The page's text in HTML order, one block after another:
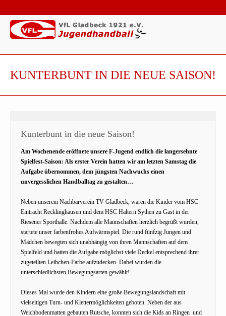
KUNTERBUNT IN DIE NEUE SAISON!
Kunterbunt in die neue Saison!
Am Wochenende eröffnete unsere F-Jugend endlich die langersehnte
Spielfest-Saison: Als erster Verein hatten wir am letzten Samstag die
Aufgabe übernommen, dem jüngsten Nachwuchs einen
unvergesslichen Handballtag zu gestalten…
Neben unserem Nachbarverein TV Gladbeck, waren die Kinder vom HSC
Eintracht Recklinghausen und dem HSC Haltern Sythen zu Gast in der
Riesener Sporthalle. Nachdem alle Mannschaften herzlich begrüßt wurden,
startete unser farbenfrohes Aufwärmspiel. Die rund fünfzig Jungen und
Mädchen bewegten sich unabhängig von ihren Mannschaften auf dem
Spielfeld und hatten die Aufgabe möglichst viele Deckel entsprechend ihrer
zugeteilten Leibchen-Farbe aufzudecken. Dabei wurden die
unterschiedlichsten Bewegungsarten gewählt!
Dieses Mal wurde den Kindern eine große Bewegungslandschaft mit
vielseitigen Turn- und Klettermöglichkeiten geboten. Neben der aus
Weichbodenmatten gebauten Rutsche, konnten sich die Kids an Ringen und